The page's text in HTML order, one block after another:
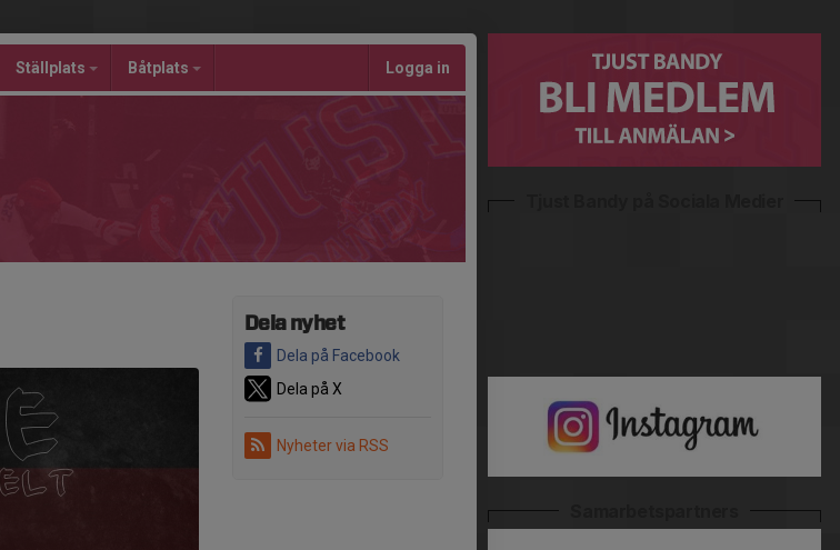
Ställplats Båtplats Logga in
Dela nyhet
Dela på Facebook
Dela på X
Nyheter via RSS